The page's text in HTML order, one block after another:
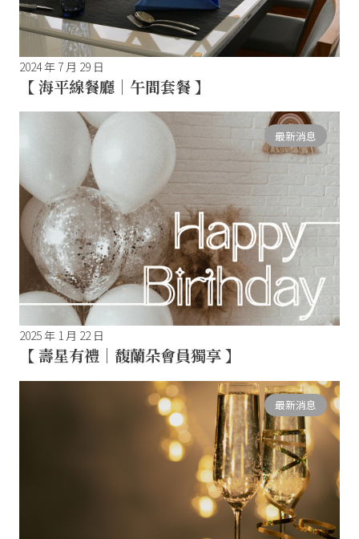
2024 年 7 月 29 日
【 海平線餐廳｜午間套餐 】
最新消息
2025 年 1 月 22 日
【 壽星有禮｜馥蘭朵會員獨享 】
最新消息